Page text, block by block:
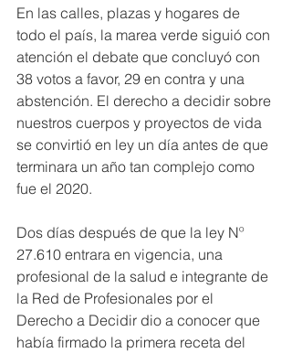
En las calles, plazas y hogares de
todo el país, la marea verde siguió con
atención el debate que concluyó con
38 votos a favor, 29 en contra y una
abstención. El derecho a decidir sobre
nuestros cuerpos y proyectos de vida
se convirtió en ley un día antes de que
terminara un año tan complejo como
fue el 2020.
Dos días después de que la ley Nº
27.610 entrara en vigencia, una
profesional de la salud e integrante de
la Red de Profesionales por el
Derecho a Decidir dio a conocer que
había firmado la primera receta del